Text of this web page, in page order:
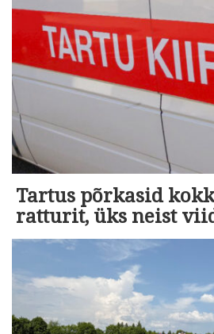
Tartus põrkasid
ratturit, üks neist